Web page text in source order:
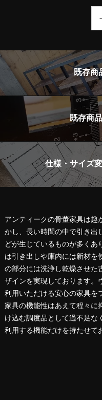
既存商
既存商
仕様・サイズ
アンティークの骨董家具は趣
かし、長い時間の中で引き出
どが生じているものが多くあ
は引き出しや庫内には新材
の部分には洗浄し乾燥させた
ザインを実現しております。
利用いただける安心の家具を
家具の機能性はあえて程々に
け込む調度品として過不足な
利用する機能だけを持たせて